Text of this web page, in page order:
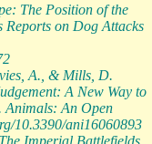
The Position of the
Reports on Dog Attacks
A., & Mills, D.
A New Way to
Animals: An Open
10.3390/ani16060893
Imperial Battlefields